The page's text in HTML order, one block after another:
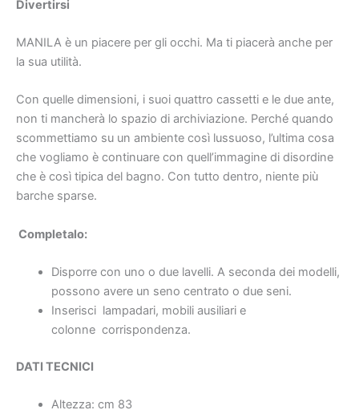
Divertirsi
MANILA è un piacere per gli occhi. Ma ti piacerà anche per
la sua utilità.
Con quelle dimensioni, i suoi quattro cassetti e le due ante,
non ti mancherà lo spazio di archiviazione. Perché quando
scommettiamo su un ambiente così lussuoso, l’ultima cosa
che vogliamo è continuare con quell’immagine di disordine
che è così tipica del bagno. Con tutto dentro, niente più
barche sparse.
Completalo:
Disporre con uno o due lavelli. A seconda dei modelli,
possono avere un seno centrato o due seni.
Inserisci lampadari, mobili ausiliari e
colonne corrispondenza.
DATI TECNICI
Altezza: cm 83